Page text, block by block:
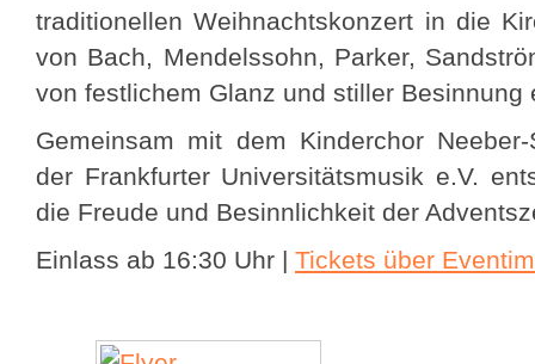
traditionellen Weihnachtskonzert in die
von Bach, Mendelssohn, Parker,
von festlichem Glanz und stiller Besinnung
Gemeinsam mit dem Kinderchor
der Frankfurter Universitätsmusik e.V.
die Freude und Besinnlichkeit der
Einlass ab 16:30 Uhr | Tickets über Eventim